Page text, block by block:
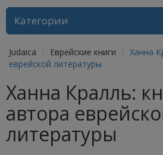
Категории
Judaica Еврейские книги
Ханна
еврейской литературы
Ханна Кралль:
автора
литературы